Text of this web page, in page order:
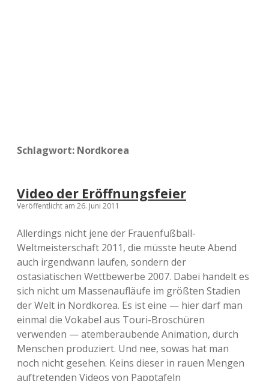
Schlagwort: Nordkorea
Video der Eröffnungsfeier
Veröffentlicht am 26. Juni 2011
Allerdings nicht jene der Frauenfußball-
Weltmeisterschaft 2011, die müsste heute Abend
auch irgendwann laufen, sondern der
ostasiatischen Wettbewerbe 2007. Dabei handelt es
sich nicht um Massenaufläufe im größten Stadien
der Welt in Nordkorea. Es ist eine — hier darf man
einmal die Vokabel aus Touri-Broschüren
verwenden — atemberaubende Animation, durch
Menschen produziert. Und nee, sowas hat man
noch nicht gesehen. Keins dieser in rauen Mengen
auftretenden Videos von Papptafeln